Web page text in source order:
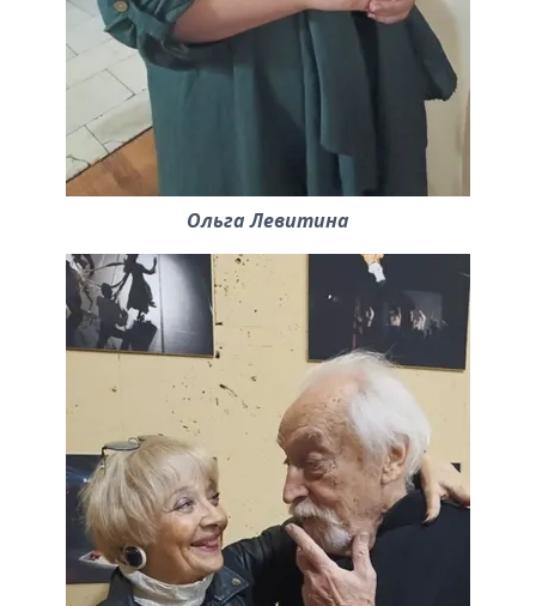
Ольга Левитина